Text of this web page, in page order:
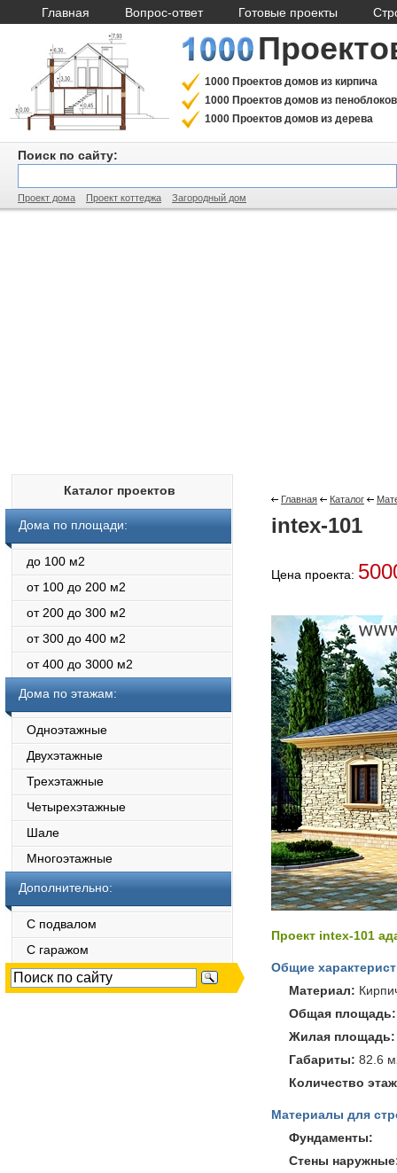
Главная Вопрос-ответ Готовые проекты
1000 Проектов домов из кирпича
1000 Проектов домов из пеноблоков
1000 Проектов домов из дерева
Поиск по сайту:
Проект дома Проект коттеджа Загородный дом
Каталог проектов
Дома по площади:
до 100 м2
от 100 до 200 м2
от 200 до 300 м2
от 300 до 400 м2
от 400 до 3000 м2
Дома по этажам:
Одноэтажные
Двухэтажные
Трехэтажные
Четырехэтажные
Шале
Многоэтажные
Дополнительно:
С подвалом
С гаражом
Главная Каталог
intex-101
Цена проекта:
Проект intex-101
Общие
Материал:
Общая площадь:
Жилая площадь:
Габариты: 82.6
Количество
Материалы для
Фундаменты:
Стены